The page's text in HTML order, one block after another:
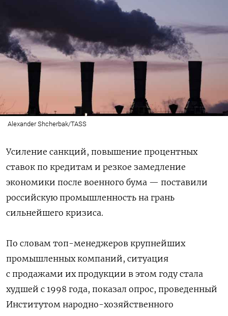
Alexander Shcherbak/TASS
Усиление санкций, повышение процентных
ставок по кредитам и резкое замедление
экономики после военного бума — поставили
российскую промышленность на грань
сильнейшего кризиса.
По словам топ-менеджеров крупнейших
промышленных компаний, ситуация
с продажами их продукции в этом году стала
худшей с 1998 года, показал опрос, проведенный
Институтом народно-хозяйственного